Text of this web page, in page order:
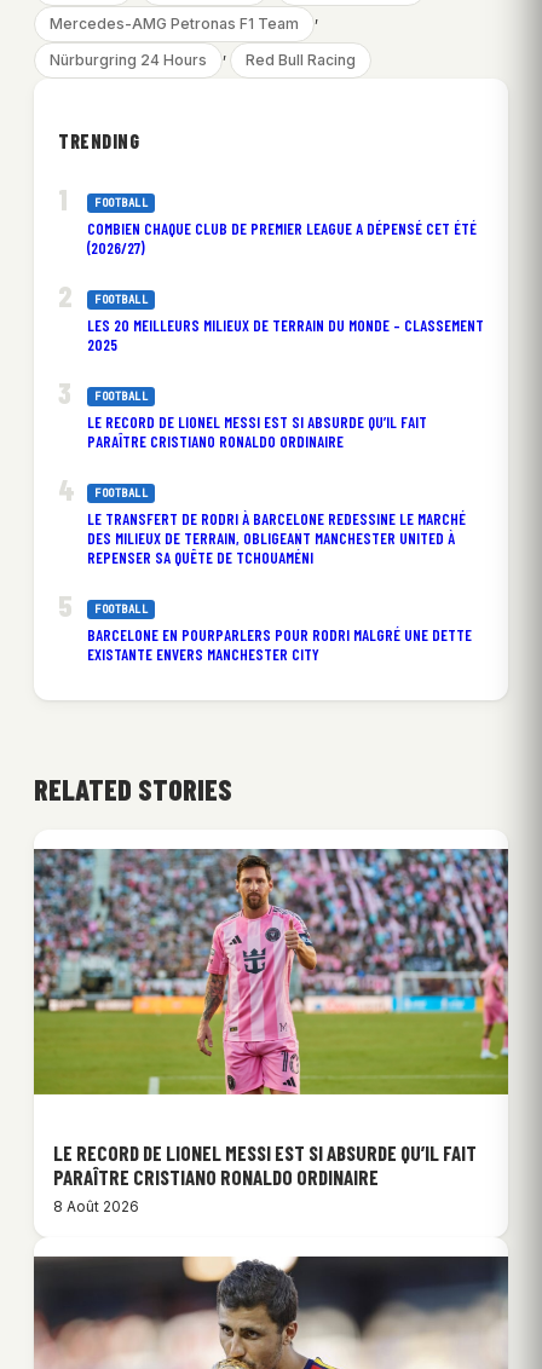
Mercedes-AMG Petronas F1 Team ,
Nürburgring 24 Hours , Red Bull Racing
TRENDING
FOOTBALL
COMBIEN CHAQUE CLUB DE PREMIER LEAGUE A DÉPENSÉ CET ÉTÉ
(2026/27)
FOOTBALL
LES 20 MEILLEURS MILIEUX DE TERRAIN DU MONDE – CLASSEMENT
2025
FOOTBALL
LE RECORD DE LIONEL MESSI EST SI ABSURDE QU’IL FAIT
PARAÎTRE CRISTIANO RONALDO ORDINAIRE
FOOTBALL
LE TRANSFERT DE RODRI À BARCELONE REDESSINE LE MARCHÉ
DES MILIEUX DE TERRAIN, OBLIGEANT MANCHESTER UNITED À
REPENSER SA QUÊTE DE TCHOUAMÉNI
FOOTBALL
BARCELONE EN POURPARLERS POUR RODRI MALGRÉ UNE DETTE
EXISTANTE ENVERS MANCHESTER CITY
RELATED STORIES
LE RECORD DE LIONEL MESSI EST SI ABSURDE QU’IL FAIT
PARAÎTRE CRISTIANO RONALDO ORDINAIRE
8 Août 2026